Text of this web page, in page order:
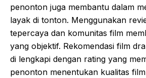
penonton juga membantu dalam
layak di tonton. Menggunakan
tepercaya dan komunitas film
yang objektif. Rekomendasi film
di lengkapi dengan rating yang
penonton menentukan kualitas